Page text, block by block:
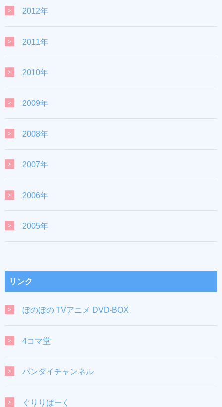
2012年
2011年
2010年
2009年
2008年
2007年
2006年
2005年
リンク
ぼのぼの TVアニメ DVD-BOX
4コマ堂
バンダイチャンネル
ぐりりぱーく